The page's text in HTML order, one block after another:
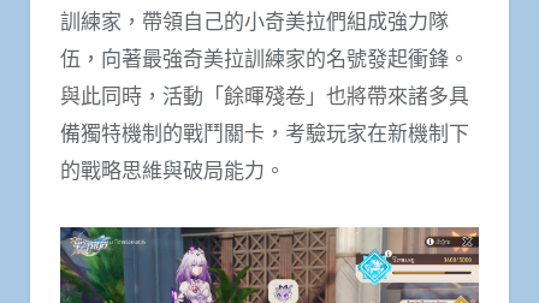
訓練家，帶領自己的小奇美拉們組成強力隊
伍，向著最強奇美拉訓練家的名號發起衝鋒。
與此同時，活動「餘暉殘卷」也將帶來諸多具
備獨特機制的戰鬥關卡，考驗玩家在新機制下
的戰略思維與破局能力。